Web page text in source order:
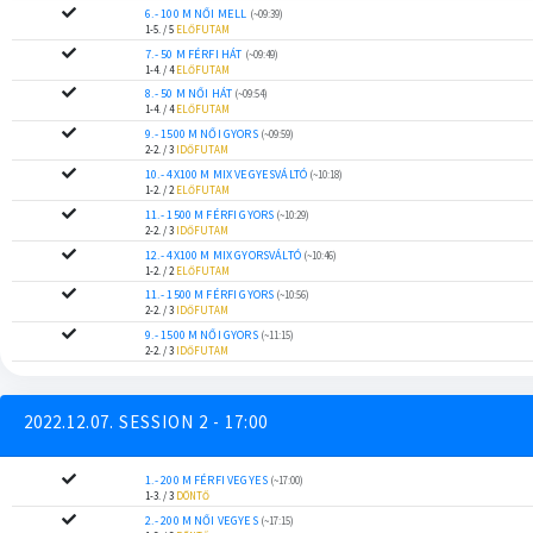
6.- 100 M NŐI MELL (~09:39)
1-5. / 5 ELŐFUTAM
7.- 50 M FÉRFI HÁT (~09:49)
1-4. / 4ELŐFUTAM
8.- 50 M NŐI HÁT (~09:54)
1-4. / 4 ELŐFUTAM
9.- 1500 M NŐI GYORS (~09:59)
2-2. / 3 IDŐFUTAM
10.- 4X100 M MIX VEGYESVÁLTÓ (~10:18)
1-2. / 2 ELŐFUTAM
11.- 1500 M FÉRFI GYORS (~10:29)
2-2. / 3 IDŐFUTAM
12.- 4X100 M MIX GYORSVÁLTÓ (~10:46)
1-2. / 2 ELŐFUTAM
11.- 1500 M FÉRFI GYORS (~10:56)
2-2. / 3
IDŐFUTAM
9.- 1500 M NŐI GYORS (~11:15)
2-2. / 3 IDŐFUTAM
2022.12.07. SESSION 2 - 17:00
1.- 200 M FÉRFI VEGYES (~17:00)
1-3. / 3 DÖNTŐ
2.- 200 M NŐI VEGYES (~17:15)